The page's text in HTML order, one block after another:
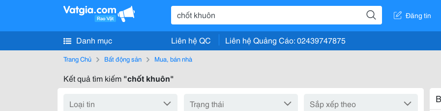
Đăng tin
Danh mục Liên hệ QC Liên hệ Quảng Cáo: 02439747875
Trang Chủ Bất động sản Mua, bán nhà
Kết quả tìm kiếm "chốt khuôn"